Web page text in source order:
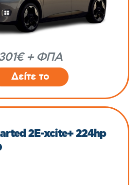
+ ΦΠΑ
Δείτε το
2E-xcite+ 224hp